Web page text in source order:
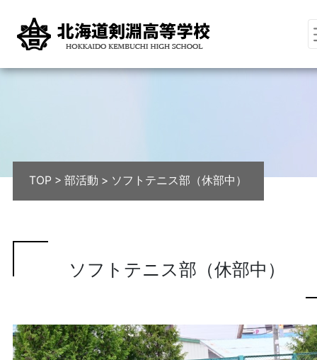
TOP >部活動 > ソフトテニス部（休部中）
ソフトテニス部（休部中）